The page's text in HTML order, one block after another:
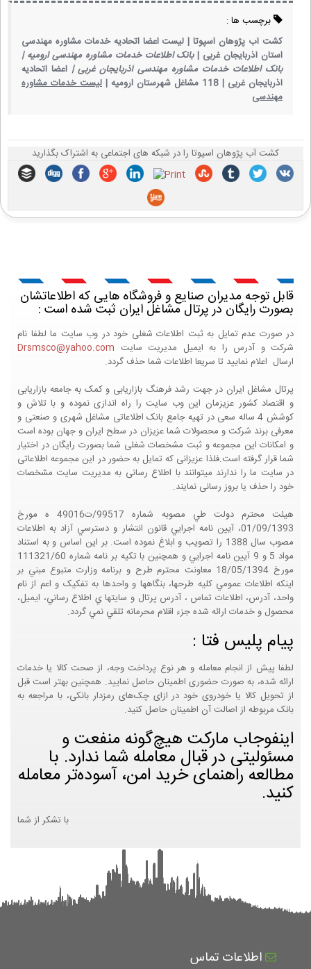
برچسب ها :
کشت آب پژوهان اسپوتا | لیست اعضا اتحادیه خدمات مشاوره مهندسی
استان آذربایجان غربی | بانک اطلاعات خدمات مشاوره مهندسی ارومیه |
بانک اطلاعات خدمات مشاوره مهندسی آذربایجان غربی | اعضا اتحادیه
آذربایجان غربی | 118 مشاغل شهرستان ارومیه |
لیست خدمات مشاوره
مهندسی
کشت آب پژوهان اسپوتا را در شبکه های اجتماعی به اشتراک بگذارید
قابل توجه مدیران صنایع و فروشگاه هایی که اطلاعاتشان
بصورت رایگان در پرتال مشاغل ایران ثبت شده است :
در صورت عدم تمایل به ثبت اطلاعات شغلی خود در وب سایت ما لطفا نام
شرکت و آدرس را به ایمیل مدیریت سایت Drsmsco@yahoo.com
ارسال اعلام نمایید تا سریعا اطلاعات شما حذف گردد.
پرتال مشاغل ایران در جهت رشد فرهنگ بازاریابی و کمک به جامعه بازاریابی
و اقتصاد کشور عزیزمان این وب سایت را راه اندازی نموده و با تلاش و
کوشش 4 ساله سعی در تهیه جامع بانک اطلاعاتی مشاغل شهری و صنعتی و
معرفی برند شرکت و محصولات شما عزیزان در سطح ایران و جهان بوده است
و امکانات این مجموعه و ثبت مشخصات شغلی شما بصورت رایگان در اختیار
شما قرار گرفته است.فلذا عزیزانی که تمایل به حضور در این مجموعه اطلاعاتی
در سایت ما را ندارند میتوانند با اطلاع رسانی به مدیریت سایت مشخصات
خود را حذف یا بروز رسانی نمایند.
هيئت محترم دولت طي مصوبه شماره 99517/ت49016 ه مورخ
01/09/1393، آيين نامه اجرايي قانون انتشار و دسترسي آزاد به اطلاعات
مصوب سال 1388 را تصويب و ابلاغ نموده است. بر اين اساس و به استناد
مواد 5 و 9 آيين نامه اجرايي و همچنين با تکيه بر نامه شماره 111321/60
مورخ 18/05/1394 معاونت محترم طرح و برنامه وزارت متبوع مبني بر
اينکه اطلاعات عمومي کليه طرحها، بنگاهها و واحدها به تفکيک و اعم از نام
واحد، آدرس، اطلاعات تماس ، آدرس پرتال و سايتها ي اطلاع رساني، ايميل،
محصول و خدمات ارائه شده جزء اقلام محرمانه تلقي نمي گردد.
پیام پلیس فتا :
لطفا پیش از انجام معامله و هر نوع پرداخت وجه، از صحت کالا یا خدمات
ارائه شده، به صورت حضوری اطمینان حاصل نمایید. همچنین بهتر است قبل
از تحویل کالا یا خودروی خود در ازای چک‌های رمزدار بانکی، با مراجعه به
بانک مربوطه از اصالت آن اطمینان حاصل کنید.
اینفوجاب مارکت هیچ‌گونه منفعت و
مسئولیتی در قبال معامله شما ندارد. با
مطالعه راهنمای خرید امن، آسوده‌تر معامله
کنید.
با تشکر از شما
اطلاعات تماس